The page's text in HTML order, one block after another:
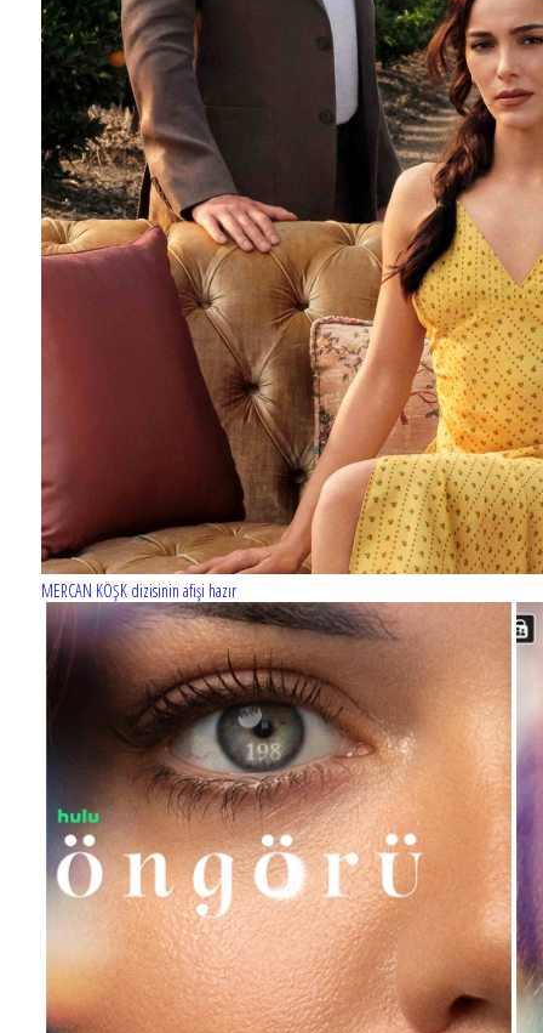
Barış Manço'nun mirasçıları mahkemede!
MERCAN KÖŞK dizisinin afişi hazır